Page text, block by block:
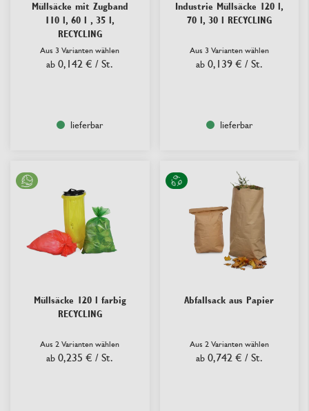
Müllsäcke mit Zugband
110 l, 60 l , 35 l,
RECYCLING
Aus 3 Varianten wählen
ab 0,142 € / St.
lieferbar
Industrie Müllsäcke 120 l,
70 l, 30 l RECYCLING
Aus 3 Varianten wählen
ab 0,139 € / St.
lieferbar
Müllsäcke 120 l farbig
RECYCLING
Aus 2 Varianten wählen
ab 0,235 € / St.
Abfallsack aus Papier
Aus 2 Varianten wählen
ab 0,742 € / St.